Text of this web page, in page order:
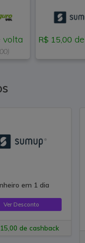
volta R$ 15,00
em 1 dia
Ver Desconto
de cashback